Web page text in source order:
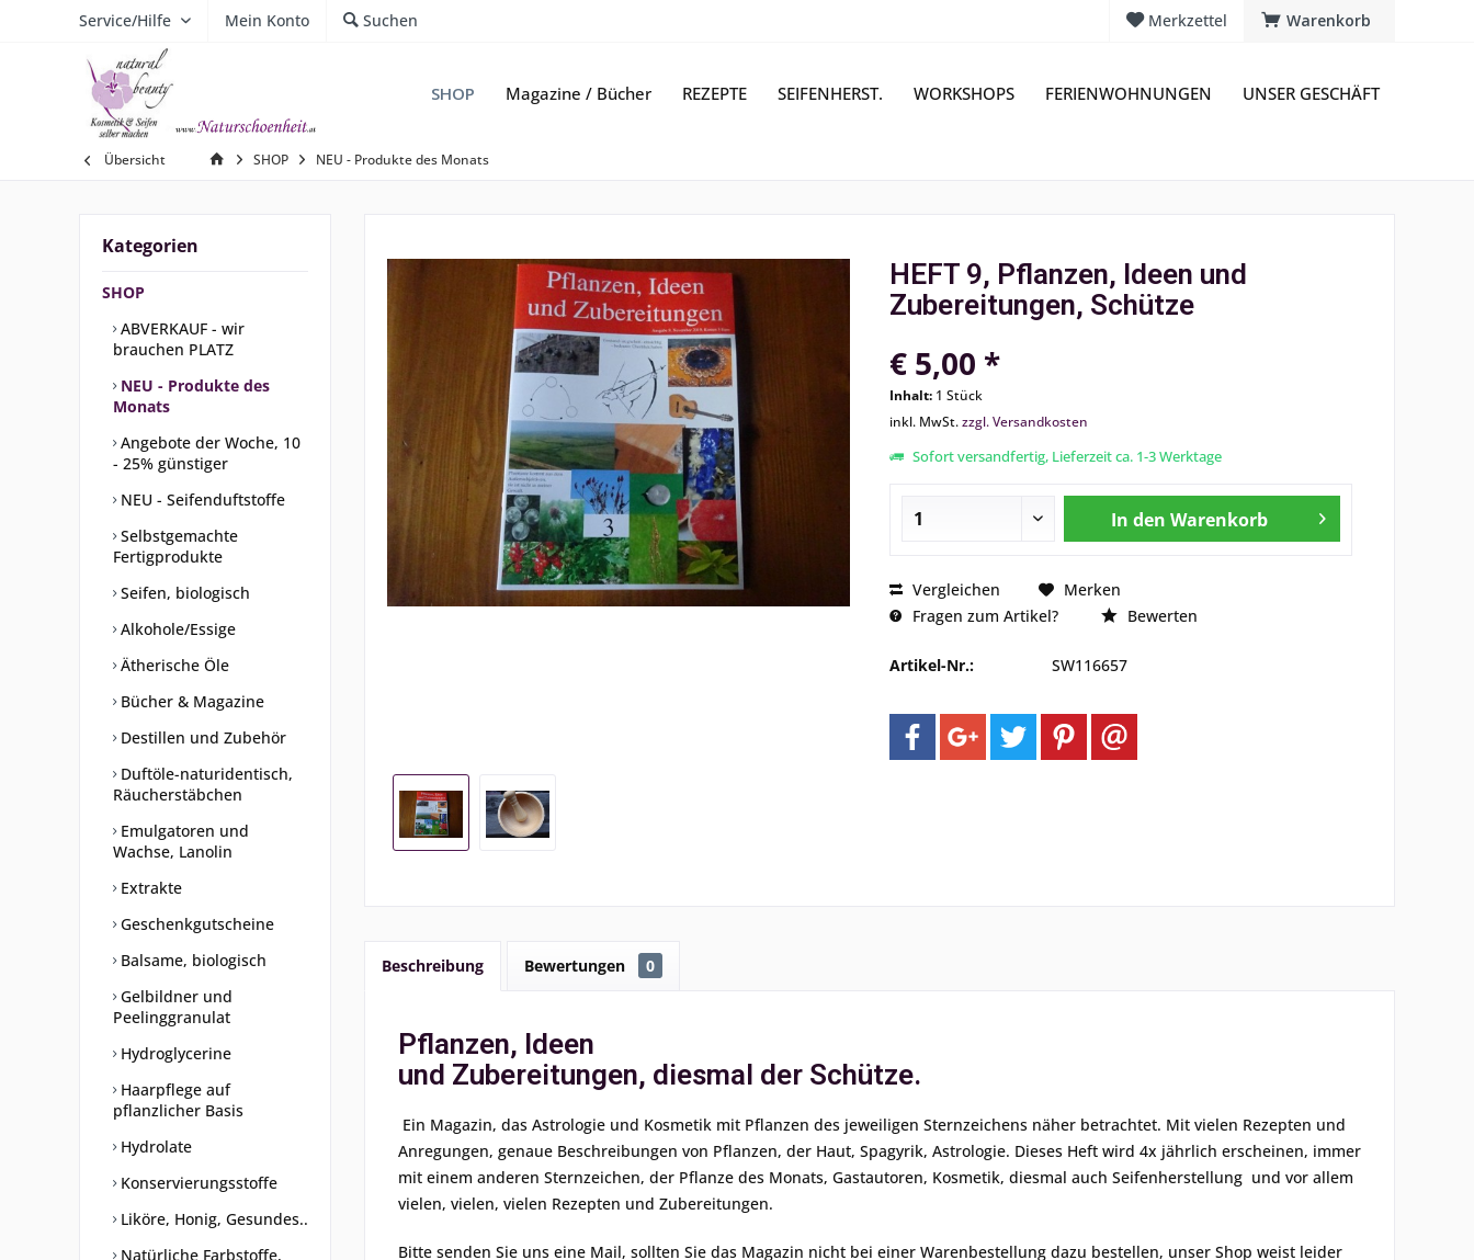
Warenkorb
Merkzettel
Service/Hilfe Mein Konto Suchen
SHOP Magazine / Bücher REZEPTE SEIFENHERST. WORKSHOPS FERIENWOHNUNGEN UNSER GESCHÄFT
Übersicht SHOP NEU - Produkte des Monats
Kategorien
SHOP
ABVERKAUF - wir
brauchen PLATZ
NEU - Produkte des
Monats
Angebote der Woche, 10
- 25% günstiger
NEU - Seifenduftstoffe
Selbstgemachte
Fertigprodukte
Seifen, biologisch
Alkohole/Essige
Ätherische Öle
Bücher & Magazine
Destillen und Zubehör
Duftöle-naturidentisch,
Räucherstäbchen
Emulgatoren und
Wachse, Lanolin
Extrakte
Geschenkgutscheine
Balsame, biologisch
Gelbildner und
Peelinggranulat
Hydroglycerine
Haarpflege auf
pflanzlicher Basis
Hydrolate
Konservierungsstoffe
Liköre, Honig, Gesundes..
Natürliche Farbstoffe,
HEFT 9, Pflanzen, Ideen und
Zubereitungen, Schütze
€ 5,00 *
Inhalt: 1 Stück
inkl. MwSt.zzgl. Versandkosten
Sofort versandfertig, Lieferzeit ca. 1-3 Werktage
In den Warenkorb
Vergleichen
Merken
Fragen zum Artikel?
Bewerten
Artikel-Nr.: SW116657
Beschreibung Bewertungen 0
Pflanzen, Ideen
und Zubereitungen, diesmal der Schütze.
Ein Magazin, das Astrologie und Kosmetik mit Pflanzen des jeweiligen Sternzeichens näher betrachtet. Mit vielen Rezepten und
Anregungen, genaue Beschreibungen von Pflanzen, der Haut, Spagyrik, Astrologie. Dieses Heft wird 4x jährlich erscheinen, immer
mit einem anderen Sternzeichen, der Pflanze des Monats, Gastautoren, Kosmetik, diesmal auch Seifenherstellung und vor allem
vielen, vielen, vielen Rezepten und Zubereitungen.
Bitte senden Sie uns eine Mail, sollten Sie das Magazin nicht bei einer Warenbestellung dazu bestellen, unser Shop weist leider